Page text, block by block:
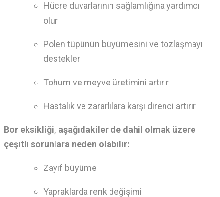
Hücre duvarlarının sağlamlığına yardımcı
olur
Polen tüpünün büyümesini ve tozlaşmayı
destekler
Tohum ve meyve üretimini artırır
Hastalık ve zararlılara karşı direnci artırır
Bor eksikliği, aşağıdakiler de dahil olmak üzere
çeşitli sorunlara neden olabilir:
Zayıf büyüme
Yapraklarda renk değişimi